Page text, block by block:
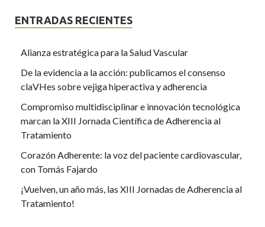
ENTRADAS RECIENTES
Alianza estratégica para la Salud Vascular
De la evidencia a la acción: publicamos el consenso
claVHes sobre vejiga hiperactiva y adherencia
Compromiso multidisciplinar e innovación tecnológica
marcan la XIII Jornada Científica de Adherencia al
Tratamiento
Corazón Adherente: la voz del paciente cardiovascular,
con Tomás Fajardo
¡Vuelven, un año más, las XIII Jornadas de Adherencia al
Tratamiento!